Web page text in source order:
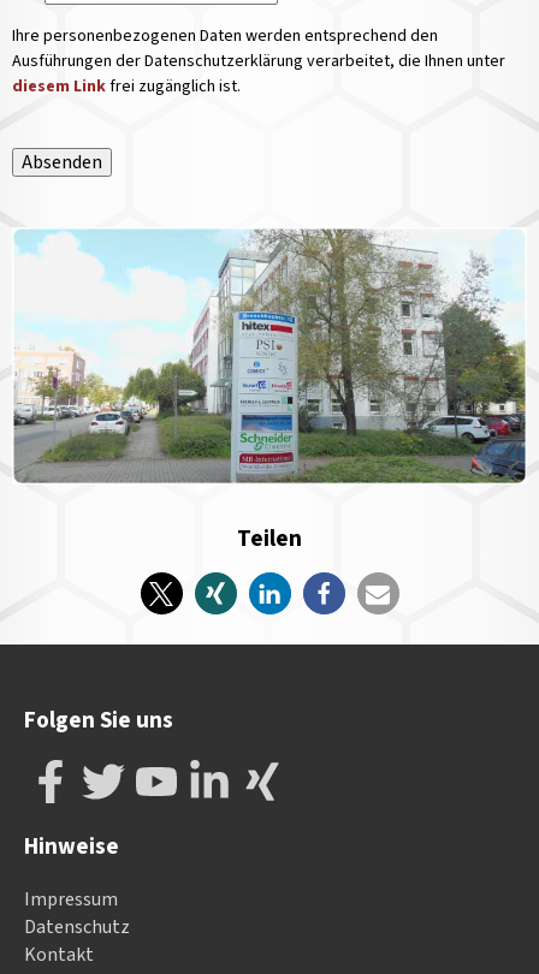
Ihre personenbezogenen Daten werden entsprechend den
Ausführungen der Datenschutzerklärung verarbeitet, die Ihnen unter
diesem Linkfrei zugänglich ist.
Absenden
Teilen
Folgen Sie uns
Hinweise
Impressum
Datenschutz
Kontakt